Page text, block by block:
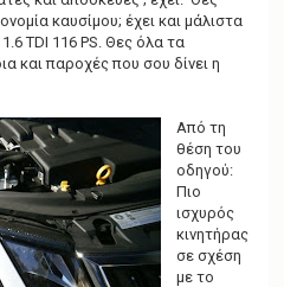
καυσίμου; έχει και μάλιστα
TDI 116 PS. Θες όλα τα
και παροχές που σου δίνει η
Από τη
θέση του
οδηγού:
Πιο
ισχυρός
κινητήρας
σε σχέση
με το